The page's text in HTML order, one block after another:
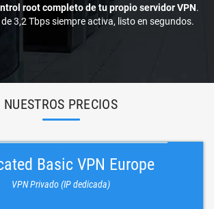
root completo de tu propio servidor VPN.
3,2 Tbps siempre activa, listo en segundos.
NUESTROS PRECIOS
Basic VPN Europe
VPN Privado (IP dedicada)